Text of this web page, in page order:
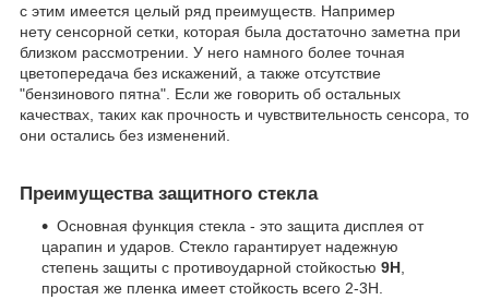
с этим имеется целый ряд преимуществ. Например
нету сенсорной сетки, которая была достаточно заметна при
близком рассмотрении. У него намного более точная
цветопередача без искажений, а также отсутствие
"бензинового пятна". Если же говорить об остальных
качествах, таких как прочность и чувствительность сенсора, то
они остались без изменений.
Преимущества защитного стекла
Основная функция стекла - это защита дисплея от
царапин и ударов. Стекло гарантирует надежную
степень защиты с противоударной стойкостью 9H,
простая же пленка имеет стойкость всего 2-3H.